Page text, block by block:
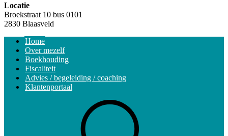
Locatie
Broekstraat 10 bus 0101
2830 Blaasveld
Home
Over mezelf
Boekhouding
Fiscaliteit
Advies / begeleiding / coaching
Klantenportaal